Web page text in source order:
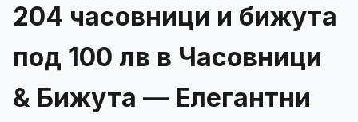
204 часовници и бижута
под 100 лв в Часовници
& Бижута — Елегантни